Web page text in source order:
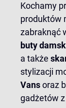
Kochamy
produktów
zabraknąć
buty
a także
stylizacji
Vansoraz
gadżetów